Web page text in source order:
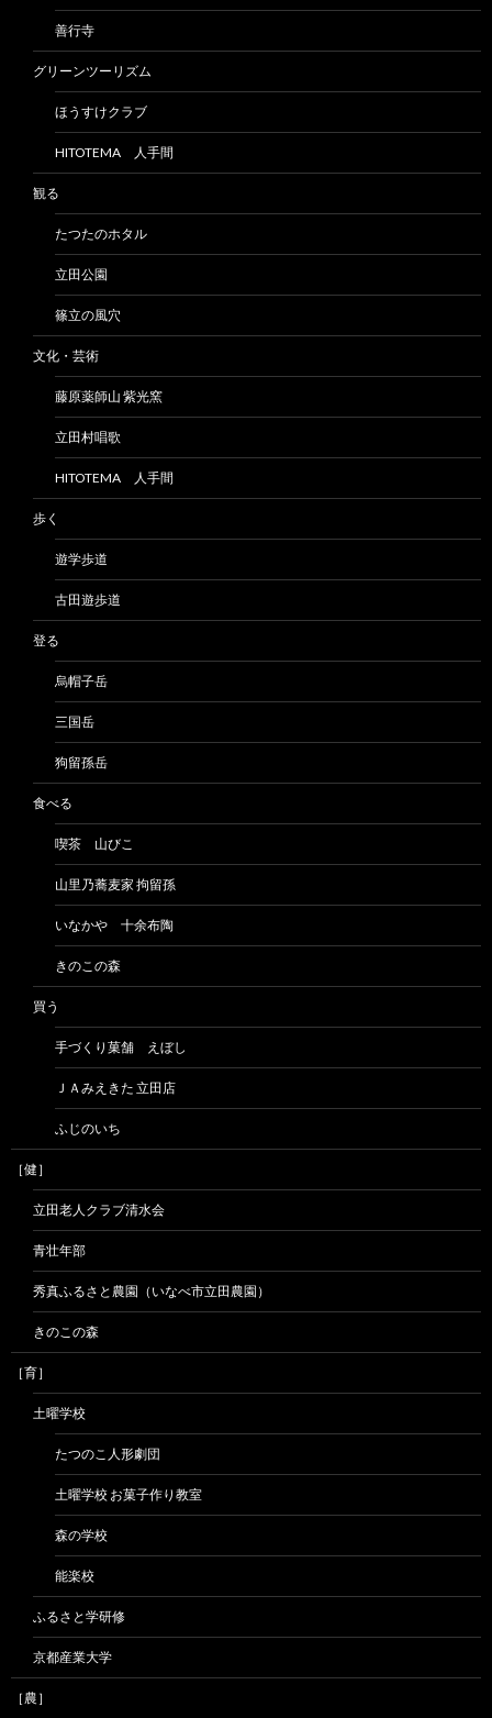
善行寺
グリーンツーリズム
ほうすけクラブ
HITOTEMA 人手間
観る
たつたのホタル
立田公園
篠立の風穴
文化・芸術
藤原薬師山 紫光窯
立田村唱歌
HITOTEMA 人手間
歩く
遊学歩道
古田遊歩道
登る
烏帽子岳
三国岳
狗留孫岳
食べる
喫茶 山びこ
山里乃蕎麦家 拘留孫
いなかや 十余布陶
きのこの森
買う
手づくり菓舗 えぼし
ＪＡみえきた 立田店
ふじのいち
［健］
立田老人クラブ清水会
青壮年部
秀真ふるさと農園（いなべ市立田農園）
きのこの森
［育］
土曜学校
たつのこ人形劇団
土曜学校 お菓子作り教室
森の学校
能楽校
ふるさと学研修
京都産業大学
［農］